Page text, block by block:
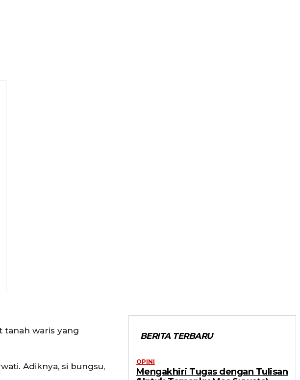
tanah waris yang
Adiknya, si bungsu,
BERITA TERBARU
OPINI
Mengakhiri Tugas dengan Tulisan